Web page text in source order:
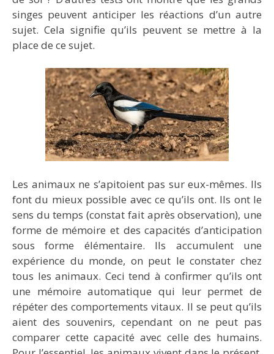
singes peuvent anticiper les réactions d’un autre
sujet. Cela signifie qu’ils peuvent se mettre à la
place de ce sujet.
Les animaux ne s’apitoient pas sur eux-mêmes. Ils
font du mieux possible avec ce qu’ils ont. Ils ont le
sens du temps (constat fait après observation), une
forme de mémoire et des capacités d’anticipation
sous forme élémentaire. Ils accumulent une
expérience du monde, on peut le constater chez
tous les animaux. Ceci tend à confirmer qu’ils ont
une mémoire automatique qui leur permet de
répéter des comportements vitaux. Il se peut qu’ils
aient des souvenirs, cependant on ne peut pas
comparer cette capacité avec celle des humains.